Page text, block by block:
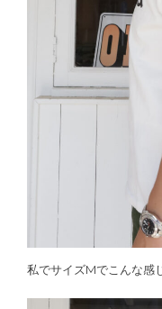
私でサイズMでこんな感